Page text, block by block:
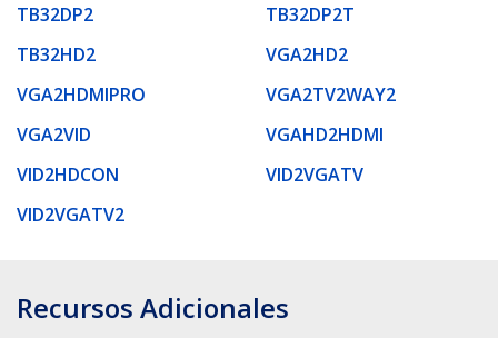
TB32DP2
TB32DP2T
TB32HD2
VGA2HD2
VGA2HDMIPRO
VGA2TV2WAY2
VGA2VID
VGAHD2HDMI
VID2HDCON
VID2VGATV
VID2VGATV2
Recursos Adicionales